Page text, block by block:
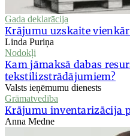
Gada deklarācija
Krājumu uzskaite
Linda Puriņa
Nodokļi
Kam jāmaksā dabas
tekstilizstrādājumiem?
Valsts ieņēmumu dienests
Grāmatvedība
Krājumu inventarizācija
Anna Medne